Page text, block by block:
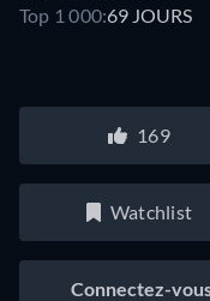
Top 1 000:69 JOURS
169
Watchlist
Connectez-